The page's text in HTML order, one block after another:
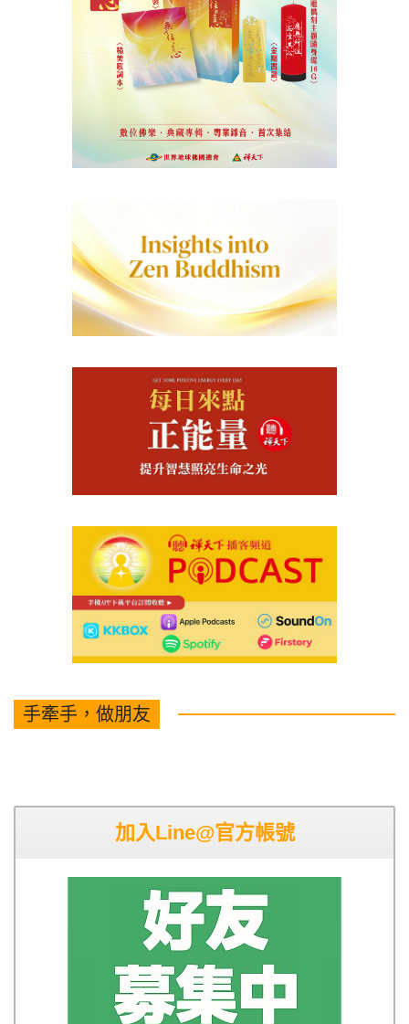
手牽手，做朋友
加入Line@官方帳號